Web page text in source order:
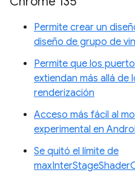
Permite crear un
diseño de grupo de
Permite que los
extiendan más allá de
renderización
Acceso más fácil al
experimental en
Se quitó el límite de